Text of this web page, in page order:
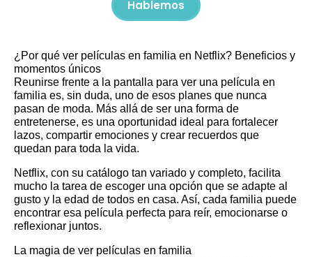
¿Por qué ver películas en familia en Netflix? Beneficios y
momentos únicos
Reunirse frente a la pantalla para ver una película en
familia es, sin duda, uno de esos planes que nunca
pasan de moda. Más allá de ser una forma de
entretenerse, es una oportunidad ideal para fortalecer
lazos, compartir emociones y crear recuerdos que
quedan para toda la vida.
Netflix, con su catálogo tan variado y completo, facilita
mucho la tarea de escoger una opción que se adapte al
gusto y la edad de todos en casa. Así, cada familia puede
encontrar esa película perfecta para reír, emocionarse o
reflexionar juntos.
La magia de ver películas en familia
Hablemos